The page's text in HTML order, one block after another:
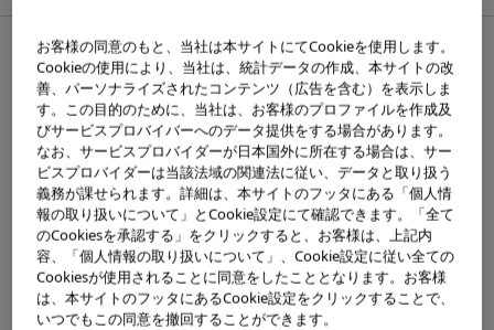
2016年02月17日
お客様の同意のもと、当社は本サイトにてCookieを使用します。
Cookieの使用により、当社は、統計データの作成、本サイトの改
善、パーソナライズされたコンテンツ（広告を含む）を表示しま
す。この目的のために、当社は、お客様のプロファイルを作成及
びサービスプロバイバーへのデータ提供をする場合があります。
なお、サービスプロバイダーが日本国外に所在する場合は、サー
ビスプロバイダーは当該法域の関連法に従い、データと取り扱う
義務が課せられます。詳細は、本サイトのフッタにある「個人情
報の取り扱いについて」とCookie設定にて確認できます。「全て
のCookiesを承認する」をクリックすると、お客様は、上記内
容、「個人情報の取り扱いについて」、Cookie設定に従い全ての
Cookiesが使用されることに同意をしたこととなります。お客様
は、本サイトのフッタにあるCookie設定をクリックすることで、
いつでもこの同意を撤回することができます。